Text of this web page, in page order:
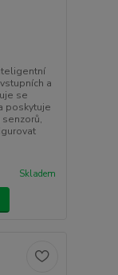
a
se
poskytuje
Skladem